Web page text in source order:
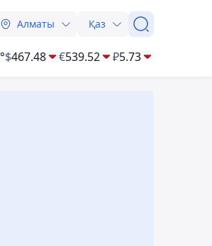
Алматы Қаз
$467.48 €539.52 ₽5.73